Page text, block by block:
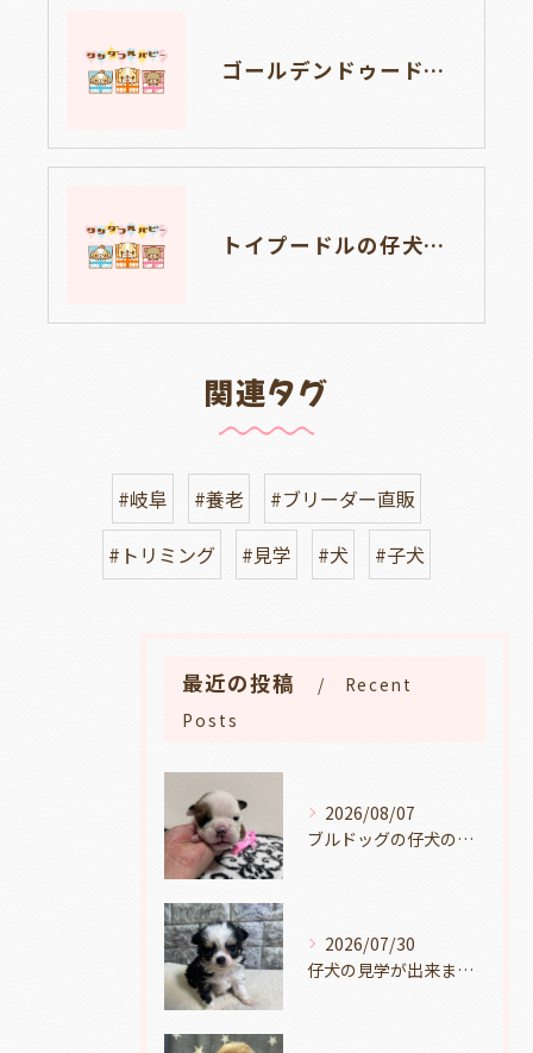
ゴールデンドゥードルの仔犬の見学が出来ます🐶🐶🐶岐阜県養老町のブリーダーワンダフルパピーです。
トイプードルの仔犬のお目目があいたよ👀🐶岐阜県養老町のブリーダーワンダフルパピーです。
関連タグ
#岐阜 #養老
#ブリーダー直販
#トリミング
#見学 #犬 #子犬
最近の投稿
Recent
Posts
2026/08/07
ブルドッグの仔犬のお目目があきました👀💑🐶岐阜県養老町のブリーダーワンダフルパピーです。
2026/07/30
仔犬の見学が出来ます🐶岐阜県養老町のブリーダーワンダフルパピーです。